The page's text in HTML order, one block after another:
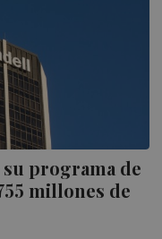
su programa de
millones de